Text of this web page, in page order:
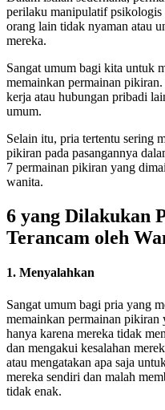
perilaku manipulatif
orang lain tidak nyaman atau
mereka.
Sangat umum bagi kita untuk
memainkan permainan
kerja atau hubungan pribadi
umum.
Selain itu, pria tertentu sering
pikiran pada pasangannya
7 permainan pikiran yang
wanita.
6 yang Dilakukan
Terancam oleh
1. Menyalahkan
Sangat umum bagi pria yang
memainkan permainan pikiran
hanya karena mereka tidak
dan mengakui kesalahan
atau mengatakan apa saja
mereka sendiri dan malah
tidak enak.